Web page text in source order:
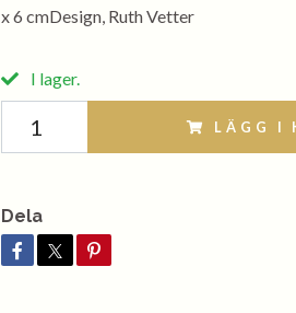
x 6 cmDesign, Ruth Vetter
I lager.
LÄGG I
Dela